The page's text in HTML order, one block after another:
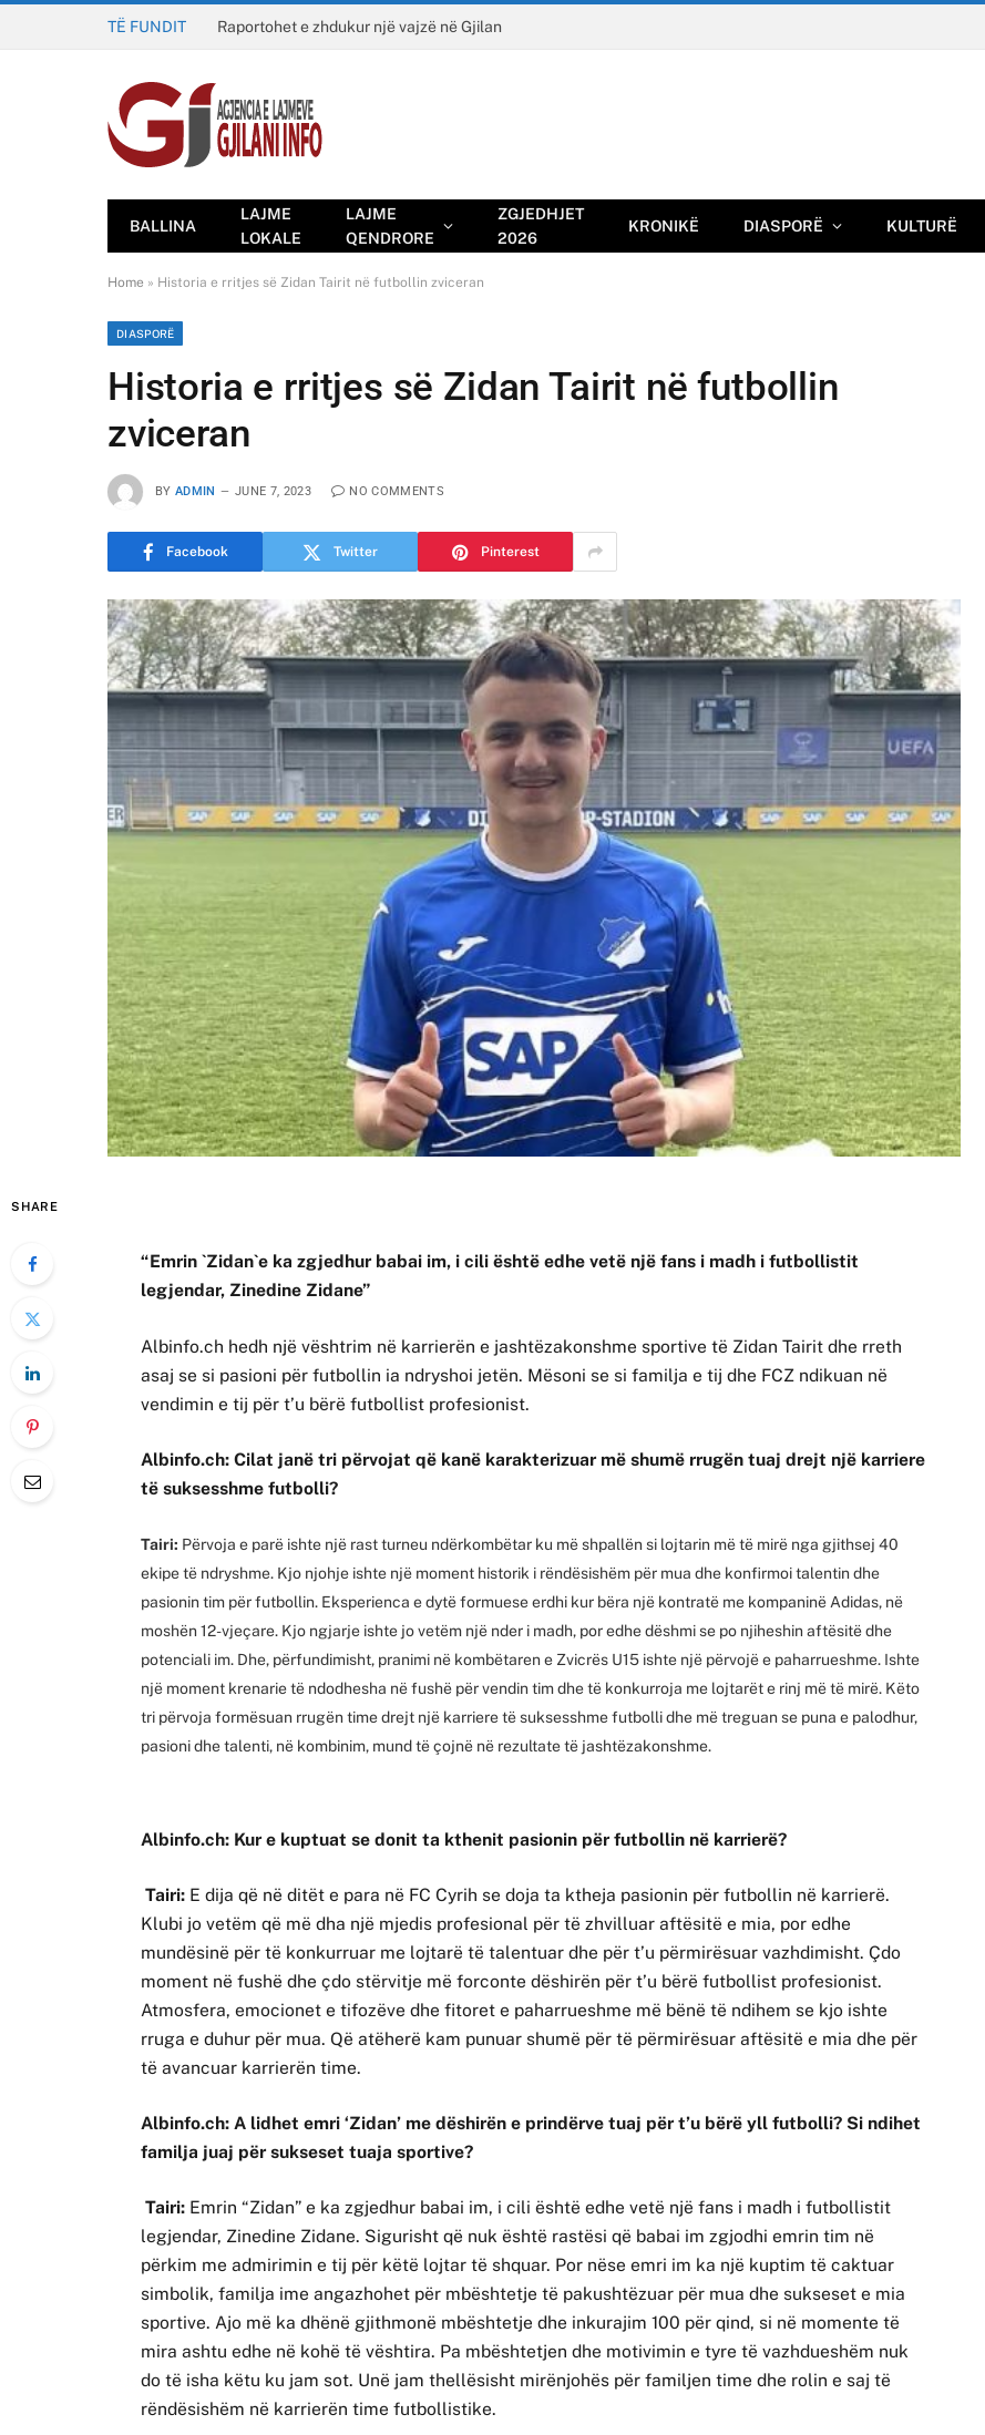
TË FUNDIT Raportohet e zhdukur një vajzë në Gjilan
BALLINA
LAJME
LOKALE
LAJME
QENDRORE
ZGJEDHJET
2026
KRONIKË DIASPORË KULTURË
Home » Historia e rritjes së Zidan Tairit në futbollin zviceran
DIASPORË
Historia e rritjes së Zidan Tairit në futbollin
zviceran
BY ADMIN JUNE 7, 2023 NO COMMENTS
Facebook Twitter Pinterest
SHARE
“Emrin `Zidan`e ka zgjedhur babai im, i cili është edhe vetë një fans i madh i futbollistit
legjendar, Zinedine Zidane”
Albinfo.ch hedh një vështrim në karrierën e jashtëzakonshme sportive të Zidan Tairit dhe rreth
asaj se si pasioni për futbollin ia ndryshoi jetën. Mësoni se si familja e tij dhe FCZ ndikuan në
vendimin e tij për t’u bërë futbollist profesionist.
Albinfo.ch: Cilat janë tri përvojat që kanë karakterizuar më shumë rrugën tuaj drejt një karriere
të suksesshme futbolli?
Tairi: Përvoja e parë ishte një rast turneu ndërkombëtar ku më shpallën si lojtarin më të mirë nga gjithsej 40
ekipe të ndryshme. Kjo njohje ishte një moment historik i rëndësishëm për mua dhe konfirmoi talentin dhe
pasionin tim për futbollin. Eksperienca e dytë formuese erdhi kur bëra një kontratë me kompaninë Adidas, në
moshën 12-vjeçare. Kjo ngjarje ishte jo vetëm një nder i madh, por edhe dëshmi se po njiheshin aftësitë dhe
potenciali im. Dhe, përfundimisht, pranimi në kombëtaren e Zvicrës U15 ishte një përvojë e paharrueshme. Ishte
një moment krenarie të ndodhesha në fushë për vendin tim dhe të konkurroja me lojtarët e rinj më të mirë. Këto
tri përvoja formësuan rrugën time drejt një karriere të suksesshme futbolli dhe më treguan se puna e palodhur,
pasioni dhe talenti, në kombinim, mund të çojnë në rezultate të jashtëzakonshme.
Albinfo.ch: Kur e kuptuat se donit ta kthenit pasionin për futbollin në karrierë?
Tairi: E dija që në ditët e para në FC Cyrih se doja ta ktheja pasionin për futbollin në karrierë.
Klubi jo vetëm që më dha një mjedis profesional për të zhvilluar aftësitë e mia, por edhe
mundësinë për të konkurruar me lojtarë të talentuar dhe për t’u përmirësuar vazhdimisht. Çdo
moment në fushë dhe çdo stërvitje më forconte dëshirën për t’u bërë futbollist profesionist.
Atmosfera, emocionet e tifozëve dhe fitoret e paharrueshme më bënë të ndihem se kjo ishte
rruga e duhur për mua. Që atëherë kam punuar shumë për të përmirësuar aftësitë e mia dhe për
të avancuar karrierën time.
Albinfo.ch: A lidhet emri ‘Zidan’ me dëshirën e prindërve tuaj për t’u bërë yll futbolli? Si ndihet
familja juaj për sukseset tuaja sportive?
Tairi: Emrin “Zidan” e ka zgjedhur babai im, i cili është edhe vetë një fans i madh i futbollistit
legjendar, Zinedine Zidane. Sigurisht që nuk është rastësi që babai im zgjodhi emrin tim në
përkim me admirimin e tij për këtë lojtar të shquar. Por nëse emri im ka një kuptim të caktuar
simbolik, familja ime angazhohet për mbështetje të pakushtëzuar për mua dhe sukseset e mia
sportive. Ajo më ka dhënë gjithmonë mbështetje dhe inkurajim 100 për qind, si në momente të
mira ashtu edhe në kohë të vështira. Pa mbështetjen dhe motivimin e tyre të vazhdueshëm nuk
do të isha këtu ku jam sot. Unë jam thellësisht mirënjohës për familjen time dhe rolin e saj të
rëndësishëm në karrierën time futbollistike.